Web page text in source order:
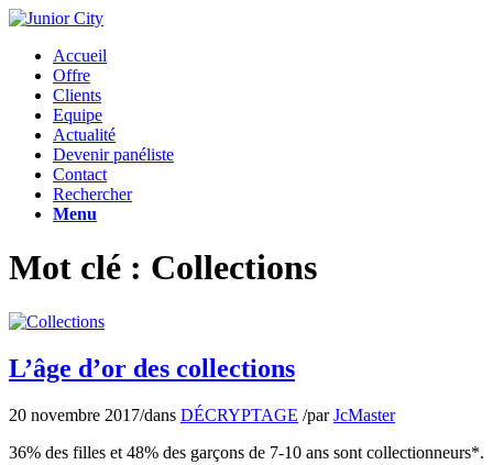
Accueil
Offre
Clients
Equipe
Actualité
Devenir panéliste
Contact
Rechercher
Menu
Mot clé : Collections
L’âge d’or des collections
20 novembre 2017/dans DÉCRYPTAGE /parJcMaster
36% des filles et 48% des garçons de 7-10 ans sont collectionneurs*.